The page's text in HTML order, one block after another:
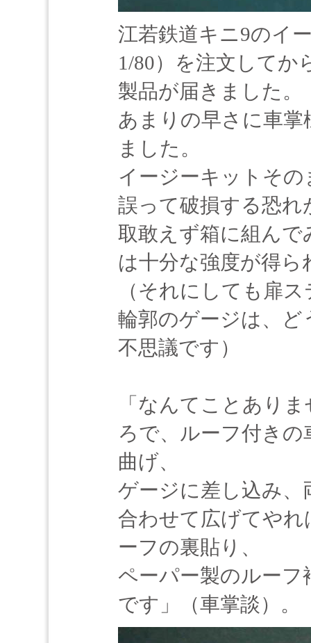
江若鉄道キニ9のイ
1/80）を注文してか
製品が届きました。
あまりの早さに車
ました。
イージーキットそ
誤って破損する恐れ
取敢えず箱に組んで
は十分な強度が得ら
（それにしても扉
輪郭のゲージは、
不思議です）
「なんてことあり
ろで、ルーフ付き
曲げ、
ゲージに差し込み
合わせて広げてや
ーフの裏貼り、
ペーパー製のルー
です」（車掌談）。